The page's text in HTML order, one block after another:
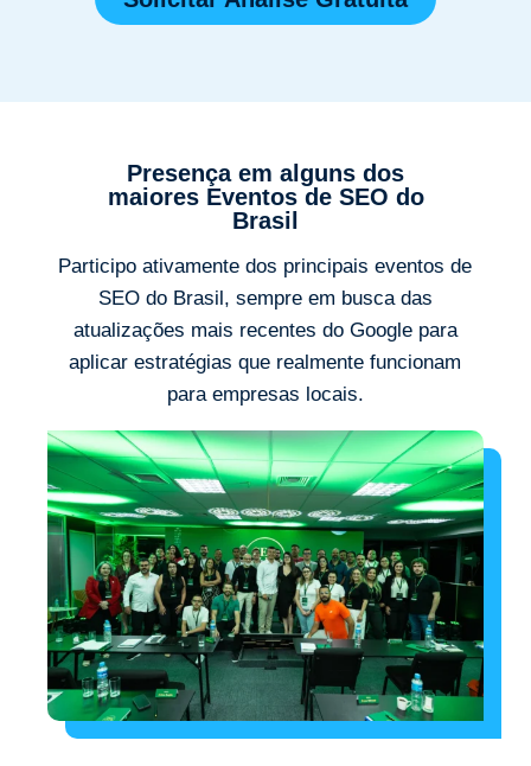
Presença em alguns dos
maiores Eventos de SEO do
Brasil
Participo ativamente dos principais eventos de
SEO do Brasil, sempre em busca das
atualizações mais recentes do Google para
aplicar estratégias que realmente funcionam
para empresas locais.